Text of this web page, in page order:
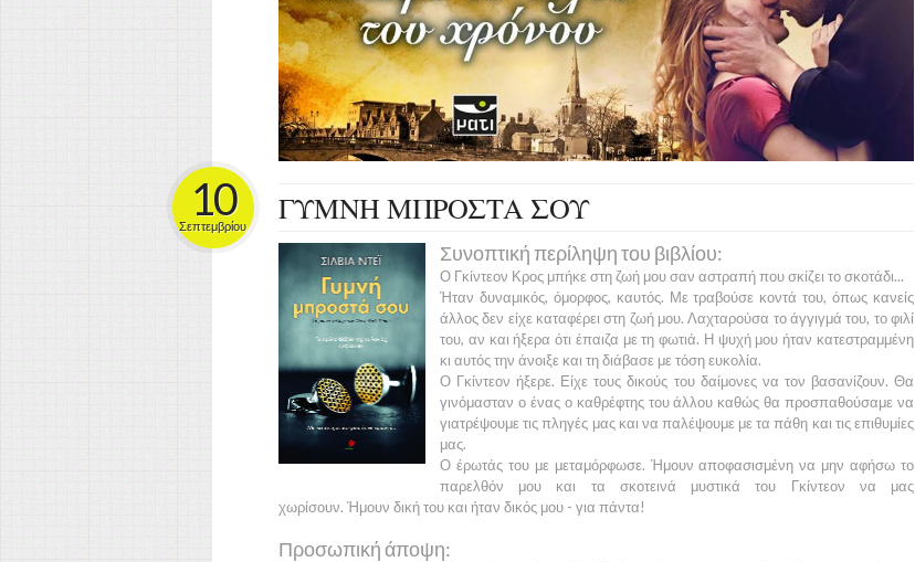
ΓΥΜΝΗ ΜΠΡΟΣΤΑ ΣΟΥ
10
Σεπτεμβρίου
Συνοπτική περίληψη του βιβλίου:
Ο Γκίντεον Κρος μπήκε στη ζωή μου σαν αστραπή που σκίζει το σκοτάδι...
Ήταν δυναμικός, όμορφος, καυτός. Με τραβούσε κοντά του, όπως κανείς
άλλος δεν είχε καταφέρει στη ζωή μου. Λαχταρούσα το άγγιγμά του, το φιλί
του, αν και ήξερα ότι έπαιζα με τη φωτιά. Η ψυχή μου ήταν κατεστραμμένη
κι αυτός την άνοιξε και τη διάβασε με τόση ευκολία.
Ο Γκίντεον ήξερε. Είχε τους δικούς του δαίμονες να τον βασανίζουν. Θα
γινόμασταν ο ένας ο καθρέφτης του άλλου καθώς θα προσπαθούσαμε να
γιατρέψουμε τις πληγές μας και να παλέψουμε με τα πάθη και τις επιθυμίες
μας.
Ο έρωτάς του με μεταμόρφωσε. Ήμουν αποφασισμένη να μην αφήσω το
παρελθόν μου και τα σκοτεινά μυστικά του Γκίντεον να μας
χωρίσουν. Ήμουν δική του και ήταν δικός μου - για πάντα!
Προσωπική άποψη: